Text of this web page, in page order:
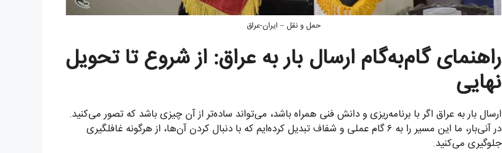
حمل و نقل – ایران-عراق
راهنمای گام‌به‌گام ارسال بار به عراق: از شروع تا تحویل
نهایی
ارسال بار به عراق اگر با برنامه‌ریزی و دانش فنی همراه باشد، می‌تواند ساده‌تر از آن چیزی باشد که تصور می‌کنید.
در آنی‌بار، ما این مسیر را به ۶ گام عملی و شفاف تبدیل کرده‌ایم که با دنبال کردن آن‌ها، از هرگونه غافلگیری
جلوگیری می‌کنید.